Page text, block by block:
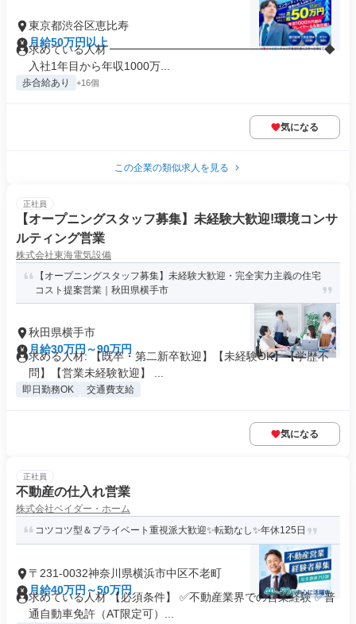
東京都渋谷区恵比寿
月給50万円以上
求めている人材 ━━━━━━━━━━━━━━━━━━━ ◆
入社1年目から年収1000万...
歩合給あり +16個
気になる
この企業の類似求人を見る
正社員
【オープニングスタッフ募集】未経験大歓迎!環境コンサ
ルティング営業
株式会社東海電気設備
【オープニングスタッフ募集】未経験大歓迎・完全実力主義の住宅
コスト提案営業｜秋田県横手市
秋田県横手市
月給30万円～90万円
求める人材: 【既卒・第二新卒歓迎】【未経験OK】【学歴不
問】【営業未経験歓迎】 ...
即日勤務OK 交通費支給
気になる
正社員
不動産の仕入れ営業
株式会社ベイダー・ホーム
コツコツ型＆プライベート重視派大歓迎✨転勤なし✨年休125日
〒231-0032神奈川県横浜市中区不老町
月給40万円～50万円
求めている人材 【必須条件】 ✅不動産業界での営業経験 ✅普
通自動車免許（AT限定可）...